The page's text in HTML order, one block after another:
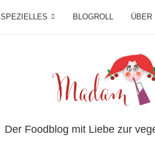
SPEZIELLES BLOGROLL ÜBER
Der Foodblog mit Liebe zur